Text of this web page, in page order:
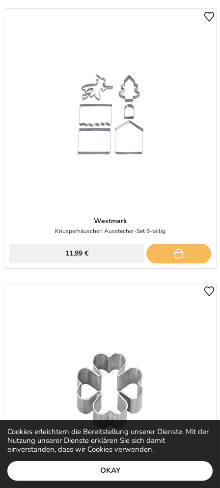
Cookies erleichtern die Bereitstellung unserer Dienste. Mit der
Nutzung unserer Dienste erklären Sie sich damit
einverstanden, dass wir Cookies verwenden.
OKAY
Westmark
Knusperhäuschen Ausstecher-Set 6-teilig
11,99 €